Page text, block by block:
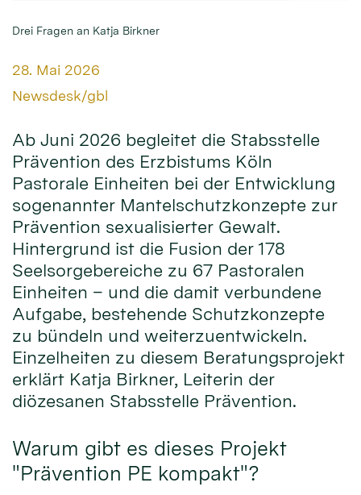
Drei Fragen an Katja Birkner
Datum:
28. Mai 2026
Von:
Newsdesk/gbl
Ab Juni 2026 begleitet die Stabsstelle
Prävention des Erzbistums Köln
Pastorale Einheiten bei der Entwicklung
sogenannter Mantelschutzkonzepte zur
Prävention sexualisierter Gewalt.
Hintergrund ist die Fusion der 178
Seelsorgebereiche zu 67 Pastoralen
Einheiten – und die damit verbundene
Aufgabe, bestehende Schutzkonzepte
zu bündeln und weiterzuentwickeln.
Einzelheiten zu diesem Beratungsprojekt
erklärt Katja Birkner, Leiterin der
diözesanen Stabsstelle Prävention.
Warum gibt es dieses Projekt
"Prävention PE kompakt"?